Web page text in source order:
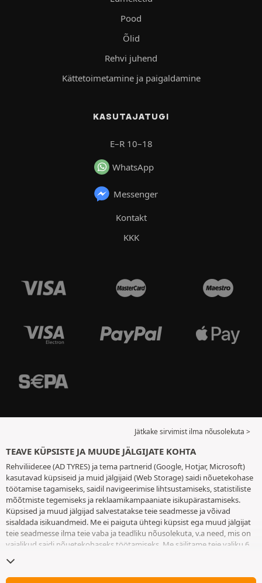
Pood
Õlid
Rehvi juhend
Kättetoimetamine ja paigaldamine
KASUTAJATUGI
E–R 10–18
WhatsApp
Messenger
Kontakt
KKK
Jätkake sirvimist ilma nõusolekuta >
TEAVE KÜPSISTE JA MUUDE JÄLGIJATE KOHTA
Rehviliider.ee (AD TYRES) ja tema partnerid (Google, Hotjar, Microsoft)
kasutavad küpsiseid ja muid jälgijaid (Web Storage) saidi nõuetekohase
töötamise tagamiseks, saidil navigeerimise lihtsustamiseks, statistiliste
mõõtmiste tegemiseks ja reklaamikampaaniate isikupärastamiseks.
Küpsised ja muud jälgijad salvestatakse teie seadmesse ja võivad
sisaldada isikuandmeid. Me ei paiguta ühtegi küpsist ega muud jälgijat
teie seadmesse ilma teie vaba ja teadliku nõusolekuta, v.a need, mis on
vajalikud saidi nõuetekohaseks töötamiseks. Me säilitame teie valiku 6
muude jälgijate lehele
nõusolekut küpsiste ja muude jälgijate teie seadmesse paigutamiseks.